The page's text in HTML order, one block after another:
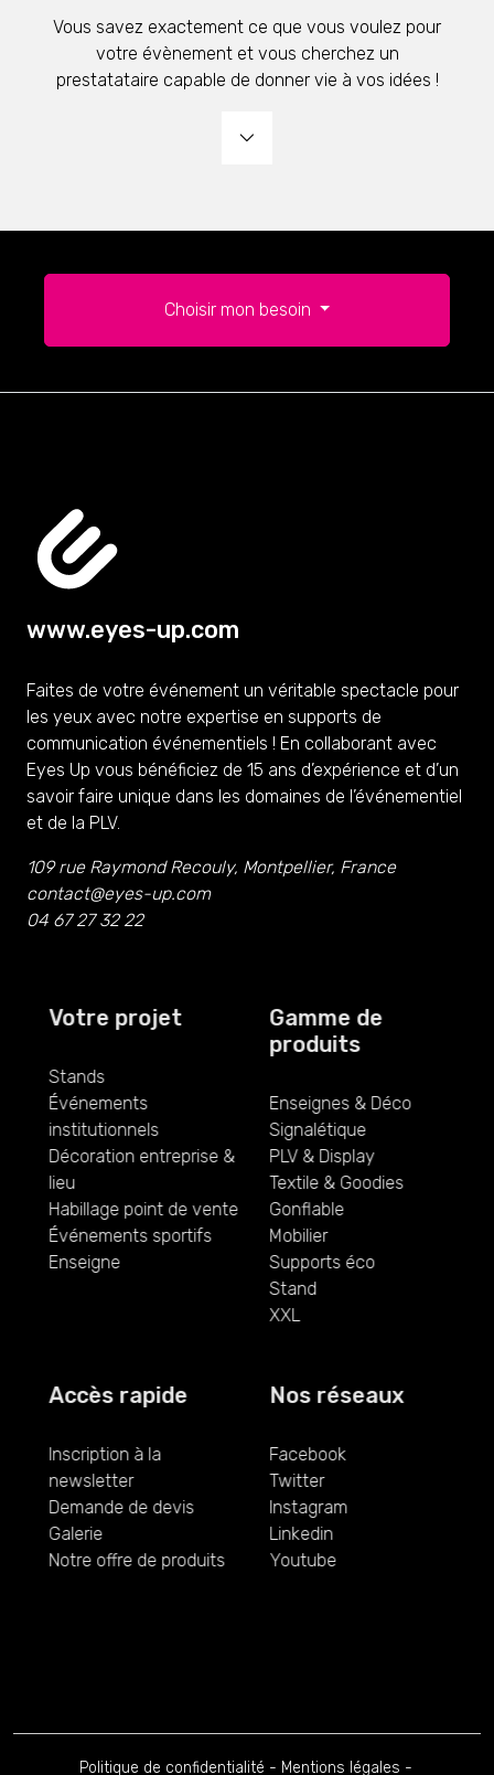
Vous savez exactement ce que vous voulez pour
votre évènement et vous cherchez un
prestatataire capable de donner vie à vos idées !
Choisir mon besoin
www.eyes-up.com
Faites de votre événement un véritable spectacle pour
les yeux avec notre expertise en supports de
communication événementiels ! En collaborant avec
Eyes Up vous bénéficiez de 15 ans d’expérience et d’un
savoir faire unique dans les domaines de l’événementiel
et de la PLV.
109 rue Raymond Recouly, Montpellier, France
contact@eyes-up.com
04 67 27 32 22
Votre projet
Stands
Événements
institutionnels
Décoration entreprise &
lieu
Habillage point de vente
Événements sportifs
Enseigne
Gamme de
produits
Enseignes & Déco
Signalétique
PLV & Display
Textile & Goodies
Gonflable
Mobilier
Supports éco
Stand
XXL
Accès rapide
Inscription à la
newsletter
Demande de devis
Galerie
Notre offre de produits
Nos réseaux
Facebook
Twitter
Instagram
Linkedin
Youtube
Politique de confidentialité - Mentions légales -